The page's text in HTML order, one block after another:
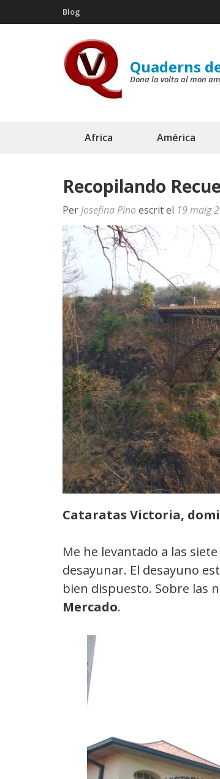
to
Blog
Quaderns
Dona la volta al mon
Africa América
Recopilando
Per Josefina Pino escrit el 19 maig
Cataratas Victoria,
Me he levantado a las
desayunar. El desayuno
bien dispuesto. Sobre las
Mercado.